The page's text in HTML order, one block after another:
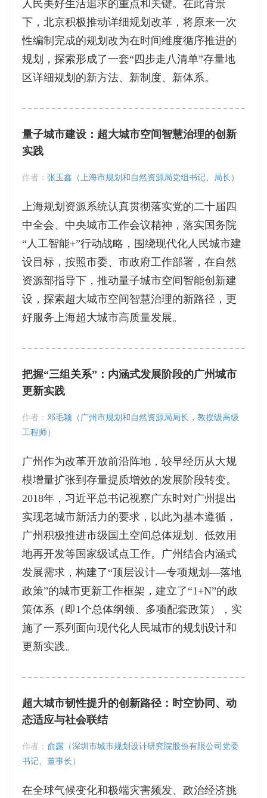
人民美好生活追求的重点和关键。在此背景
下，北京积极推动详细规划改革，将原来一次
性编制完成的规划改为在时间维度循序推进的
规划，探索形成了一套“四步走八清单”存量地
区详细规划的新方法、新制度、新体系。
量子城市建设：超大城市空间智慧治理的创新
实践
作者： 张玉鑫（上海市规划和自然资源局党组书记、局长）
上海规划资源系统认真贯彻落实党的二十届四
中全会、中央城市工作会议精神，落实国务院
“人工智能+”行动战略，围绕现代化人民城市建
设目标，按照市委、市政府工作部署，在自然
资源部指导下，推动量子城市空间智能创新建
设，探索超大城市空间智慧治理的新路径，更
好服务上海超大城市高质量发展。
把握“三组关系”：内涵式发展阶段的广州城市
更新实践
作者： 邓毛颖（广州市规划和自然资源局局长，教授级高级
工程师）
广州作为改革开放前沿阵地，较早经历从大规
模增量扩张到存量提质增效的发展阶段转变。
2018年，习近平总书记视察广东时对广州提出
实现老城市新活力的要求，以此为基本遵循，
广州积极推进市级国土空间总体规划、低效用
地再开发等国家级试点工作。广州结合内涵式
发展需求，构建了“顶层设计—专项规划—落地
政策”的城市更新工作框架，建立了“1+N”的政
策体系（即1个总体纲领、多项配套政策），实
施了一系列面向现代化人民城市的规划设计和
更新实践。
超大城市韧性提升的创新路径：时空协同、动
态适应与社会联结
作者： 俞露（深圳市城市规划设计研究院股份有限公司党委
书记、董事长）
在全球气候变化和极端灾害频发、政治经济挑